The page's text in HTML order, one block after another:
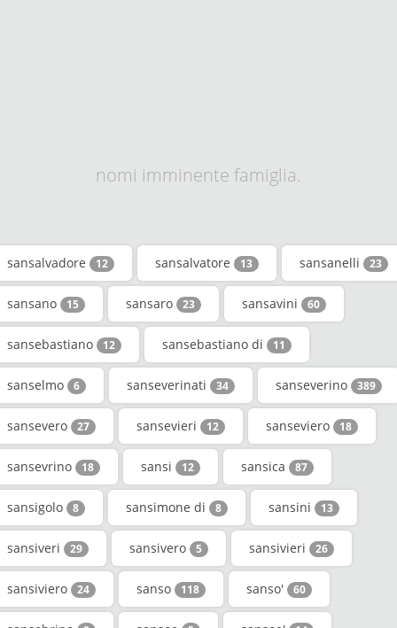
nomi imminente famiglia.
sansalvadore 12 sansalvatore 13 sansanelli 23
sansano 15 sansaro 23 sansavini 60
sansebastiano 12 sansebastiano di 11
sanselmo 6 sanseverinati 34 sanseverino 389
sansevero 27 sansevieri 12 sanseviero 18
sansevrino 18 sansi 12 sansica 87
sansigolo 8 sansimone di 8 sansini 13
sansiveri 29 sansivero 5 sansivieri 26
sansiviero 24 sanso 118 sanso' 60